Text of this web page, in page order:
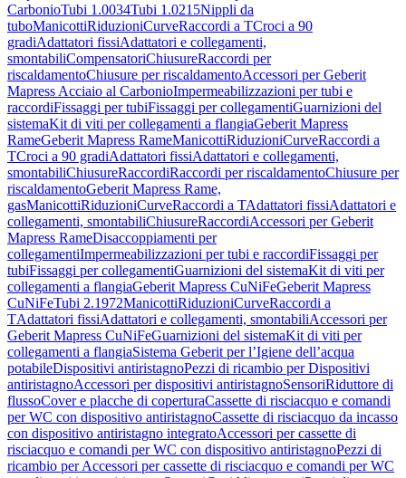
CarbonioTubi 1.0034Tubi 1.0215Nippli da
tuboManicottiRiduzioniCurveRaccordi a TCroci a 90
gradiAdattatori fissiAdattatori e collegamenti,
smontabiliCompensatoriChiusureRaccordi per
riscaldamentoChiusure per riscaldamentoAccessori per Geberit
Mapress Acciaio al CarbonioImpermeabilizzazioni per tubi e
raccordiFissaggi per tubiFissaggi per collegamentiGuarnizioni del
sistemaKit di viti per collegamenti a flangiaGeberit Mapress
RameGeberit Mapress RameManicottiRiduzioniCurveRaccordi a
TCroci a 90 gradiAdattatori fissiAdattatori e collegamenti,
smontabiliChiusureRaccordiRaccordi per riscaldamentoChiusure per
riscaldamentoGeberit Mapress Rame,
gasManicottiRiduzioniCurveRaccordi a TAdattatori fissiAdattatori e
collegamenti, smontabiliChiusureRaccordiAccessori per Geberit
Mapress RameDisaccoppiamenti per
collegamentiImpermeabilizzazioni per tubi e raccordiFissaggi per
tubiFissaggi per collegamentiGuarnizioni del sistemaKit di viti per
collegamenti a flangiaGeberit Mapress CuNiFeGeberit Mapress
CuNiFeTubi 2.1972ManicottiRiduzioniCurveRaccordi a
TAdattatori fissiAdattatori e collegamenti, smontabiliAccessori per
Geberit Mapress CuNiFeGuarnizioni del sistemaKit di viti per
collegamenti a flangiaSistema Geberit per l’Igiene dell’acqua
potabileDispositivi antiristagnoPezzi di ricambio per Dispositivi
antiristagnoAccessori per dispositivi antiristagnoSensoriRiduttore di
flussoCover e placche di coperturaCassette di risciacquo e comandi
per WC con dispositivo antiristagnoCassette di risciacquo da incasso
con dispositivo antiristagno integratoAccessori per cassette di
risciacquo e comandi per WC con dispositivo antiristagnoPezzi di
ricambio per Accessori per cassette di risciacquo e comandi per WC